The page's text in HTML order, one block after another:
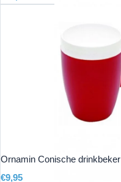
Ornamin Conische drinkbeker
€9,95